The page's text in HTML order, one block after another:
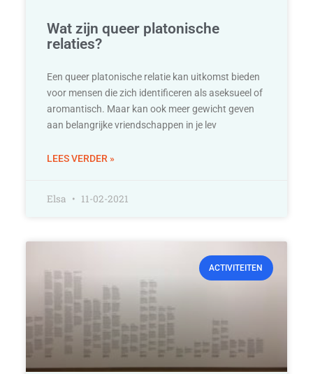
Wat zijn queer platonische
relaties?
Een queer platonische relatie kan uitkomst bieden
voor mensen die zich identificeren als aseksueel of
aromantisch. Maar kan ook meer gewicht geven
aan belangrijke vriendschappen in je lev
LEES VERDER »
Elsa 11-02-2021
ACTIVITEITEN